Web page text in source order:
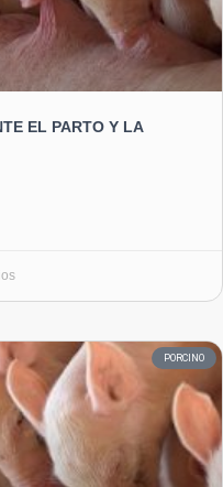
EL PARTO Y LA
PORCINO